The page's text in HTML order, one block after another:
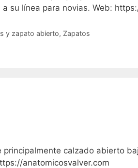
su línea para novias. Web:
y zapato abierto, Zapatos
calzado abierto
anatomicosvalver.com